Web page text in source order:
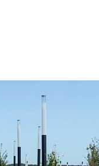
zum Aufenthalt und
Fußwegen verbunden
C.F. Møller Architects